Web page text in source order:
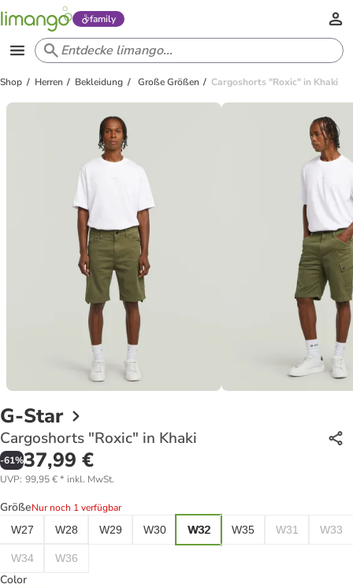
family
Shop Herren Bekleidung Große Größen Cargoshorts "Roxic" in Khaki
G-Star
Cargoshorts "Roxic" in Khaki
-61%37,99 €
UVP: 99,95 €* inkl. MwSt.
GrößeNur noch 1 verfügbar
W27
W28 W29 W30 W32 W35 W31 W33
W34 W36
Color